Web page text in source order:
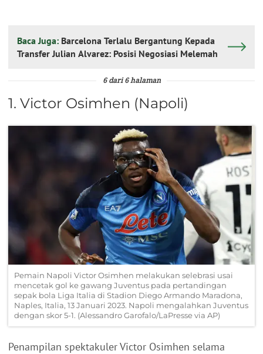
Baca Juga: Barcelona Terlalu Bergantung Kepada
Transfer Julian Alvarez: Posisi Negosiasi Melemah
6 dari 6 halaman
1. Victor Osimhen (Napoli)
Pemain Napoli Victor Osimhen melakukan selebrasi usai
mencetak gol ke gawang Juventus pada pertandingan
sepak bola Liga Italia di Stadion Diego Armando Maradona,
Naples, Italia, 13 Januari 2023. Napoli mengalahkan Juventus
dengan skor 5-1. (Alessandro Garofalo/LaPresse via AP)
Penampilan spektakuler Victor Osimhen selama